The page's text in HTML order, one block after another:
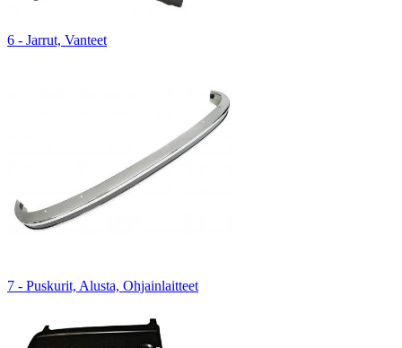
6 - Jarrut, Vanteet
7 - Puskurit, Alusta, Ohjainlaitteet